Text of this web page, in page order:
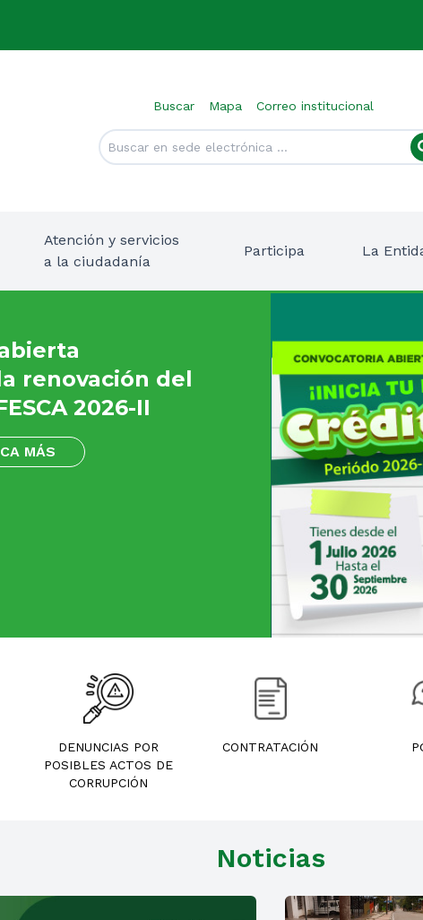
Buscar Mapa Correo institucional
Atención y servicios
a la ciudadanía
Participa La
renovación del
2026-II
MÁS
DENUNCIAS POR
POSIBLES ACTOS DE
CORRUPCIÓN
CONTRATACIÓN
Noticias